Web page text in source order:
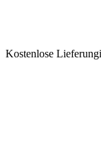
Kostenlose